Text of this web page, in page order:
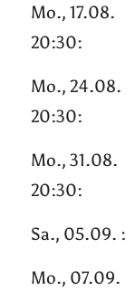
Mo., 17.08.
20:30:
Mo., 24.08.
20:30:
Mo., 31.08.
20:30:
Sa., 05.09. :
Mo., 07.09.